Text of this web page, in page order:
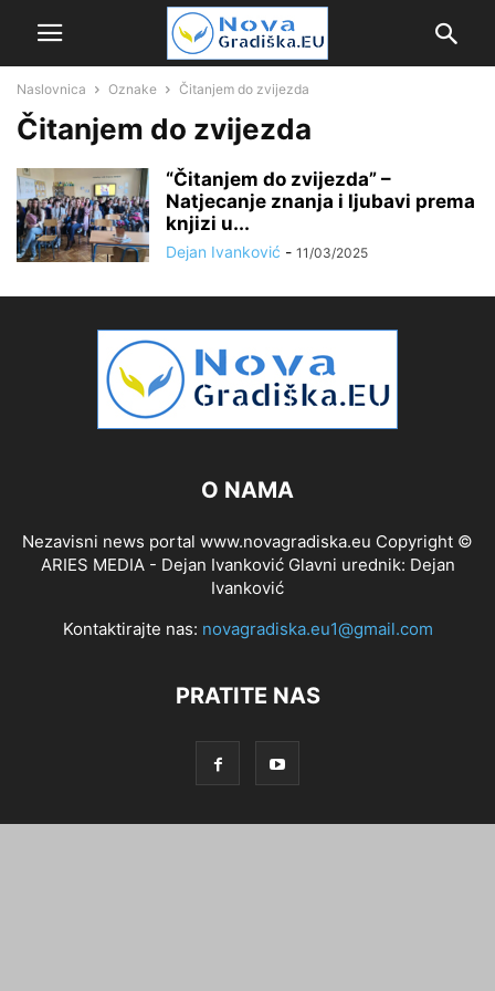
Naslovnica Oznake Čitanjem do zvijezda
Čitanjem do zvijezda
“Čitanjem do zvijezda” –
Natjecanje znanja i ljubavi prema
knjizi u...
Dejan Ivanković - 11/03/2025
O NAMA
Nezavisni news portal www.novagradiska.eu Copyright ©
ARIES MEDIA - Dejan Ivanković Glavni urednik: Dejan
Ivanković
Kontaktirajte nas: novagradiska.eu1@gmail.com
PRATITE NAS